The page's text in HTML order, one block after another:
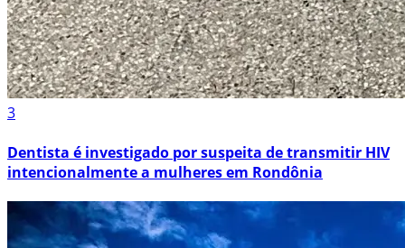
3
Dentista é investigado por suspeita de transmitir HIV
intencionalmente a mulheres em Rondônia